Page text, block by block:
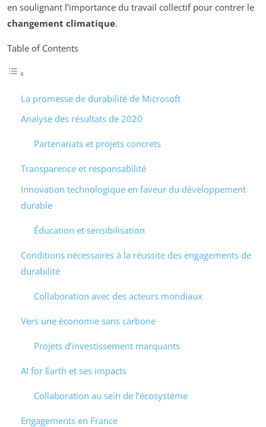
en soulignant l’importance du travail collectif pour contrer le
changement climatique.
Table of Contents
La promesse de durabilité de Microsoft
Analyse des résultats de 2020
Partenariats et projets concrets
Transparence et responsabilité
Innovation technologique en faveur du développement
durable
Éducation et sensibilisation
Conditions nécessaires à la réussite des engagements de
durabilité
Collaboration avec des acteurs mondiaux
Vers une économie sans carbone
Projets d’investissement marquants
AI for Earth et ses impacts
Collaboration au sein de l’écosystème
Engagements en France